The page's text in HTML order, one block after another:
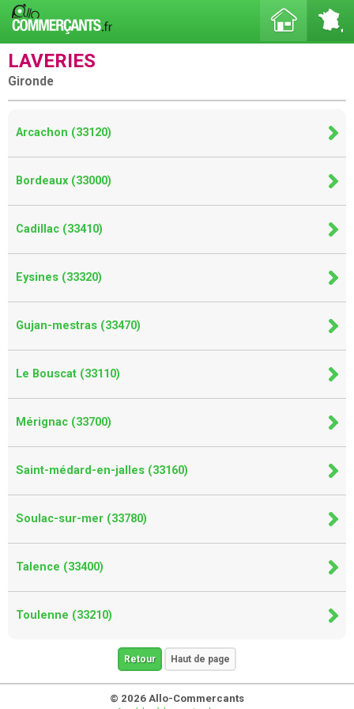
LAVERIES
Gironde
Arcachon (33120)
Bordeaux (33000)
Cadillac (33410)
Eysines (33320)
Gujan-mestras (33470)
Le Bouscat (33110)
Mérignac (33700)
Saint-médard-en-jalles (33160)
Soulac-sur-mer (33780)
Talence (33400)
Toulenne (33210)
Retour Haut de page
© 2026 Allo-Commercants